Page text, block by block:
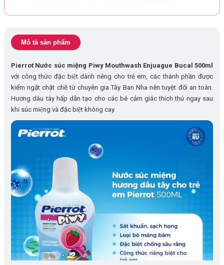
Mô tả sản phẩm
Pierrot Nước súc miệng Piwy Mouthwash Enjuague Bucal 500ml
với công thức đặc biệt dành riêng cho trẻ em, các thành phần được
kiểm ngặt chặt chẽ từ chuyên gia Tây Ban Nha nên tuyệt đối an toàn.
Hương dâu tây hấp dẫn tạo cho các bé cảm giác thích thú ngay sau
khi súc miệng và đặc biệt không cay.